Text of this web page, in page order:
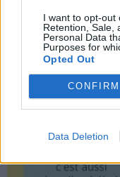
I want to opt-out
Retention, Sale,
Personal Data
Purposes for
Opted Out
CONFIRM
Data Deletion
Nadine Pomarède et